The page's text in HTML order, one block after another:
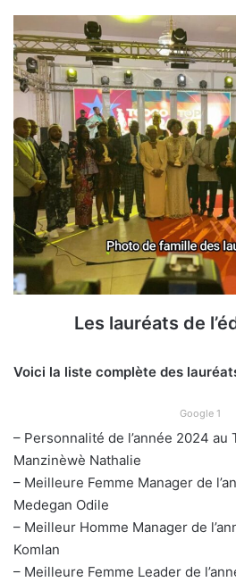
Les lauréats de
Voici la liste complète des
Google 1
– Personnalité de l’année 2024 au
Manzinèwè Nathalie
– Meilleure Femme Manager de
Medegan Odile
– Meilleur Homme Manager de
Komlan
– Meilleure Femme Leader de